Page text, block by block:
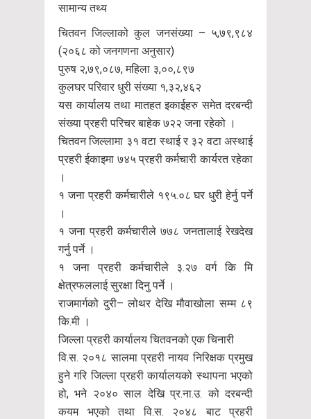
सामान्य तथ्य
चितवन जिल्लाको कुल जनसंख्या – ५,७९,९८४
(२०६८ को जनगणना अनुसार)
पुरुष २,७९,०८७, महिला ३,००,८९७
कुलघर परिवार धुरी संख्या १,३२,४६२
यस कार्यालय तथा मातहत इकाईहरु समेत दरबन्दी
संख्या प्रहरी परिचर बाहेक ७२२ जना रहेको ।
चितवन जिल्लामा ३१ वटा स्थाई र ३२ वटा अस्थाई
प्रहरी ईकाइमा ७४५ प्रहरी कर्मचारी कार्यरत रहेका
।
१ जना प्रहरी कर्मचारीले १९५.०८ घर धुरी हेर्नु पर्ने
।
१ जना प्रहरी कर्मचारीले ७७८ जनतालाई रेखदेख
गर्नु पर्ने ।
१ जना प्रहरी कर्मचारीले ३.२७ वर्ग कि मि
क्षेत्रफललाई सुरक्षा दिनु पर्ने ।
राजमार्गको दुरी– लोथर देखि मौवाखोला सम्म ८९
कि.मी ।
जिल्ला प्रहरी कार्यालय चितवनको एक चिनारी
वि.स. २०१८ सालमा प्रहरी नायव निरिक्षक प्रमुख
हुने गरि जिल्ला प्रहरी कार्यालयको स्थापना भएको
हो, भने २०४० साल देखि प्र.ना.उ. को दरबन्दी
कयम भएको तथा वि.स. २०४८ बाट प्रहरी